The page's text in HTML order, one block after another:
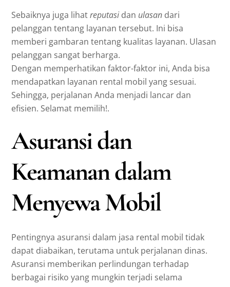
Sebaiknya juga lihatreputasi dan ulasan dari
pelanggan tentang layanan tersebut. Ini bisa
memberi gambaran tentang kualitas layanan. Ulasan
pelanggan sangat berharga.
Dengan memperhatikan faktor-faktor ini, Anda bisa
mendapatkan layanan rental mobil yang sesuai.
Sehingga, perjalanan Anda menjadi lancar dan
efisien. Selamat memilih!.
Asuransi dan
Keamanan dalam
Menyewa Mobil
Pentingnya asuransi dalam jasa rental mobil tidak
dapat diabaikan, terutama untuk perjalanan dinas.
Asuransi memberikan perlindungan terhadap
berbagai risiko yang mungkin terjadi selama